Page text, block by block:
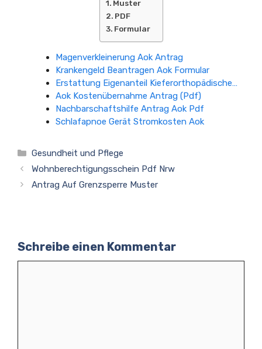
Muster
PDF
Formular
Magenverkleinerung Aok Antrag
Krankengeld Beantragen Aok Formular
Erstattung Eigenanteil Kieferorthopädische…
Aok Kostenübernahme Antrag (Pdf)
Nachbarschaftshilfe Antrag Aok Pdf
Schlafapnoe Gerät Stromkosten Aok
Kategorien
Gesundheit und Pflege
Wohnberechtigungsschein Pdf Nrw
Antrag Auf Grenzsperre Muster
Schreibe einen Kommentar